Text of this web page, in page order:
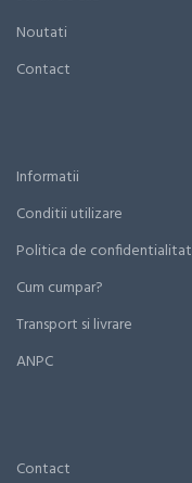
Noutati
Contact
Informatii
Conditii utilizare
Politica de
Cum cumpar?
Transport si livrare
ANPC
Contact